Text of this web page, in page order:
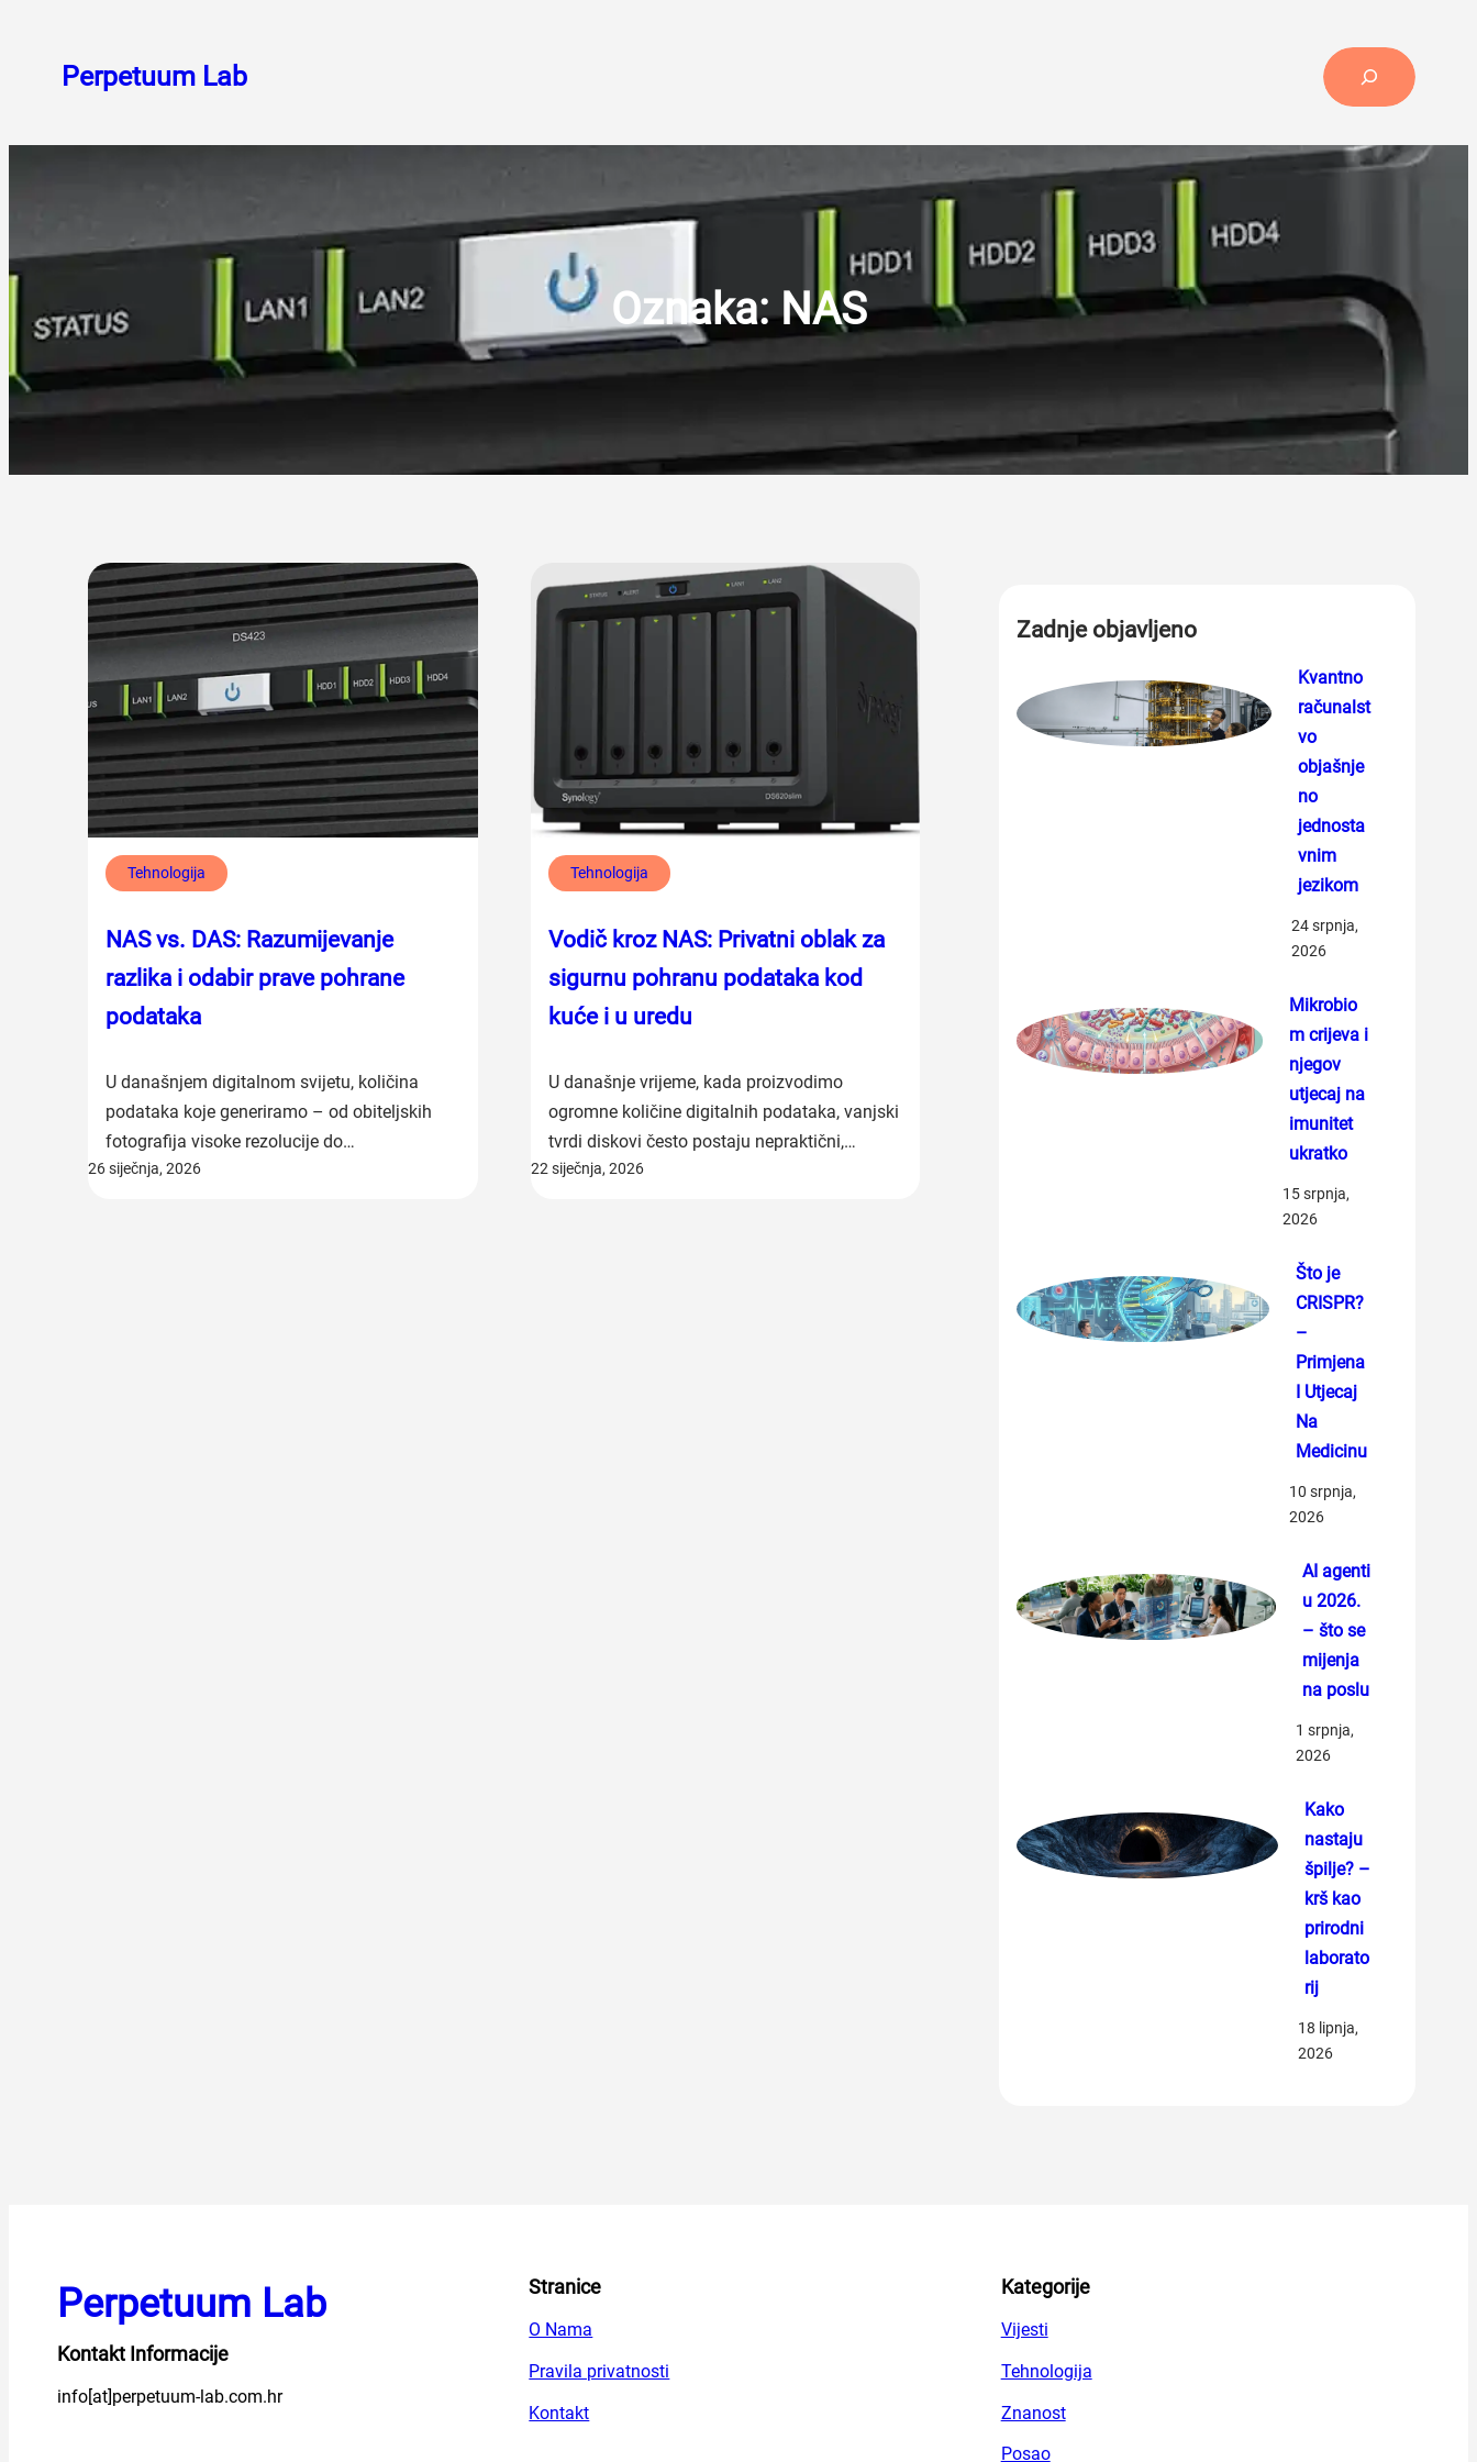
sadržajaPerpetuum Lab Search
Oznaka:NAS
Tehnologija
NAS vs. DAS: Razumijevanje
razlika i odabir prave pohrane
podataka
U današnjem digitalnom svijetu, količina
podataka koje generiramo – od obiteljskih
fotografija visoke rezolucije do…
26 siječnja, 2026
Tehnologija
Vodič kroz NAS: Privatni oblak za
sigurnu pohranu podataka kod
kuće i u uredu
U današnje vrijeme, kada proizvodimo
ogromne količine digitalnih podataka, vanjski
tvrdi diskovi često postaju nepraktični,…
22 siječnja, 2026
Zadnje objavljeno
Kvantno
računalst
vo
objašnje
no
jednosta
vnim
jezikom
24 srpnja,
2026
Mikrobio
m crijeva i
njegov
utjecaj na
imunitet
ukratko
15 srpnja,
2026
Što je
CRISPR?
–
Primjena
I Utjecaj
Na
Medicinu
10 srpnja,
2026
AI agenti
u 2026.
– što se
mijenja
na poslu
1 srpnja,
2026
Kako
nastaju
špilje? –
krš kao
prirodni
laborato
rij
18 lipnja,
2026
Perpetuum Lab
Kontakt Informacije
info[at]perpetuum-lab.com.hr
Stranice
O Nama
Pravila privatnosti
Kontakt
Kategorije
Vijesti
Tehnologija
Znanost
Posao